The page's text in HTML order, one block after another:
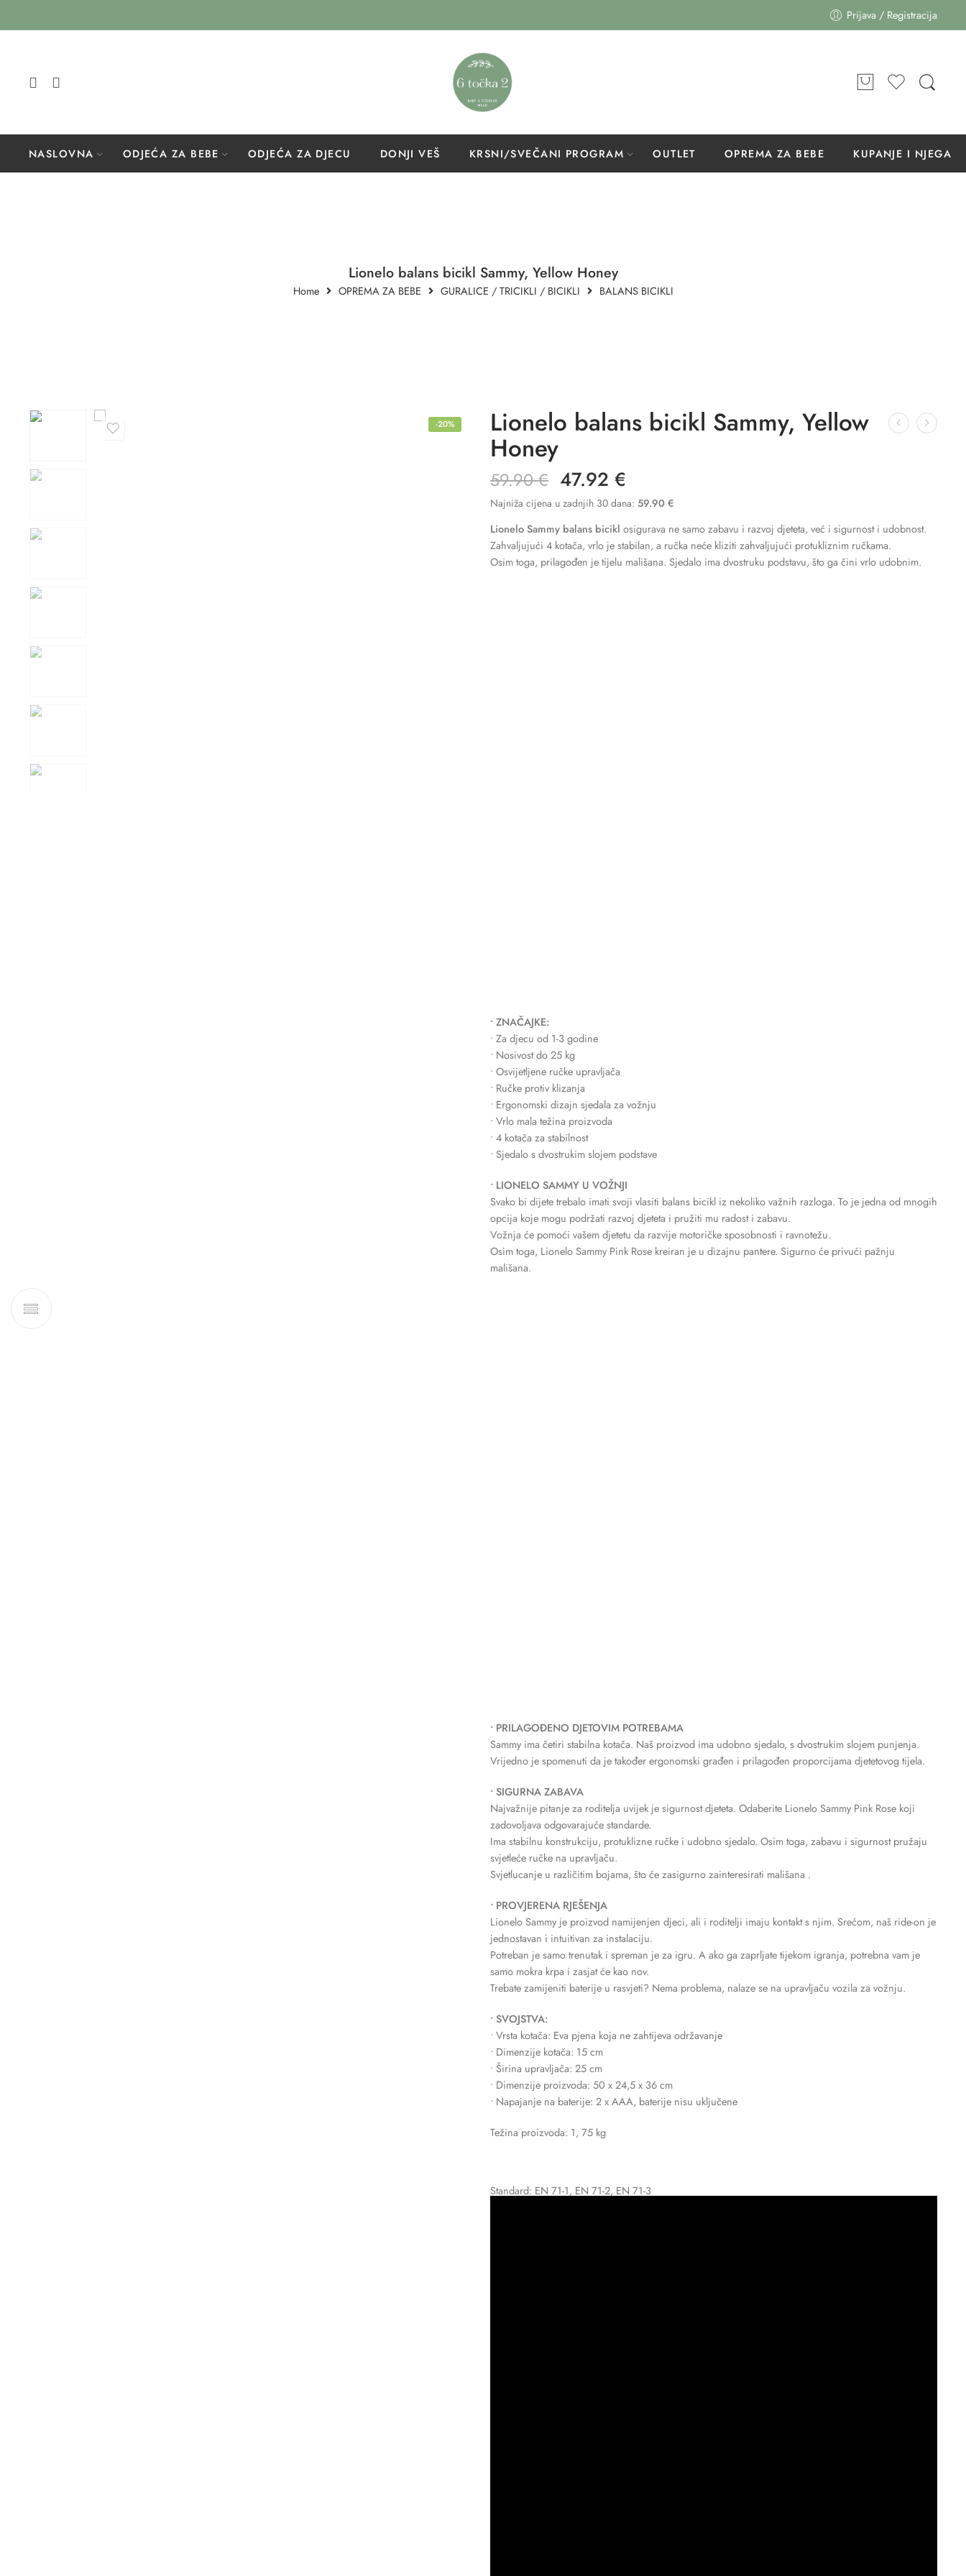
Prijava / Registracija
NASLOVNA ODJEĆA ZA BEBE ODJEĆA ZA DJECU DONJI VEŠ KRSNI/SVEČANI PROGRAM OUTLET OPREMA ZA BEBE KUPANJE I NJEGA
Lionelo balans bicikl Sammy, Yellow Honey
Home OPREMA ZA BEBE GURALICE / TRICIKLI / BICIKLI BALANS BICIKLI
-20% Lionelo balans bicikl Sammy, Yellow
Honey
59.90€ 47.92 €
Najniža cijena u zadnjih 30 dana: 59.90 €
Lionelo Sammy balans bicikl osigurava ne samo zabavu i razvoj djeteta, već i sigurnost i udobnost.
Zahvaljujući 4 kotača, vrlo je stabilan, a ručka neće kliziti zahvaljujući protukliznim ručkama.
Osim toga, prilagođen je tijelu mališana. Sjedalo ima dvostruku podstavu, što ga čini vrlo udobnim.
• ZNAČAJKE:
• Za djecu od 1-3 godine
• Nosivost do 25 kg
• Osvijetljene ručke upravljača
• Ručke protiv klizanja
• Ergonomski dizajn sjedala za vožnju
• Vrlo mala težina proizvoda
• 4 kotača za stabilnost
• Sjedalo s dvostrukim slojem podstave
• LIONELO SAMMY U VOŽNJI
Svako bi dijete trebalo imati svoji vlasiti balans bicikl iz nekoliko važnih razloga. To je jedna od mnogih
opcija koje mogu podržati razvoj djeteta i pružiti mu radost i zabavu.
Vožnja će pomoći vašem djetetu da razvije motoričke sposobnosti i ravnotežu.
Osim toga, Lionelo Sammy Pink Rose kreiran je u dizajnu pantere. Sigurno će privući pažnju
mališana.
• PRILAGOĐENO DJETOVIM POTREBAMA
Sammy ima četiri stabilna kotača. Naš proizvod ima udobno sjedalo, s dvostrukim slojem punjenja.
Vrijedno je spomenuti da je također ergonomski građen i prilagođen proporcijama djetetovog tijela.
• SIGURNA ZABAVA
Najvažnije pitanje za roditelja uvijek je sigurnost djeteta. Odaberite Lionelo Sammy Pink Rose koji
zadovoljava odgovarajuće standarde.
Ima stabilnu konstrukciju, protuklizne ručke i udobno sjedalo. Osim toga, zabavu i sigurnost pružaju
svjetleće ručke na upravljaču.
Svjetlucanje u različitim bojama, što će zasigurno zainteresirati mališana .
• PROVJERENA RJEŠENJA
Lionelo Sammy je proizvod namijenjen djeci, ali i roditelji imaju kontakt s njim. Srećom, naš ride-on je
jednostavan i intuitivan za instalaciju.
Potreban je samo trenutak i spreman je za igru. A ako ga zaprljate tijekom igranja, potrebna vam je
samo mokra krpa i zasjat će kao nov.
Trebate zamijeniti baterije u rasvjeti? Nema problema, nalaze se na upravljaču vozila za vožnju.
• SVOJSTVA:
• Vrsta kotača: Eva pjena koja ne zahtijeva održavanje
• Dimenzije kotača: 15 cm
• Širina upravljača: 25 cm
• Dimenzije proizvoda: 50 x 24,5 x 36 cm
• Napajanje na baterije: 2 x AAA, baterije nisu uključene
Težina proizvoda: 1, 75 kg
Standard: EN 71-1, EN 71-2, EN 71-3